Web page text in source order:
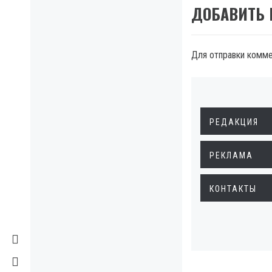
ДОБАВИТЬ
Для отправки
РЕДАКЦИЯ
РЕКЛАМА
КОНТАКТЫ